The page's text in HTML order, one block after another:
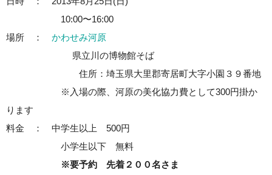
10:00〜16:00
場所 ： かわせみ河原
県立川の博物館そば
住所：埼玉県大里郡寄居町大字小園３９番地
※入場の際、河原の美化協力費として300円掛か
ります
料金 ： 中学生以上 500円
小学生以下 無料
※要予約 先着２００名さま